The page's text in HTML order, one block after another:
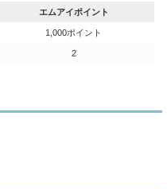
エムアイポイント
1,000ポイント
2